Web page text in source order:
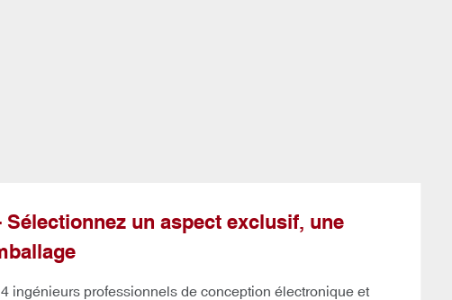
Sélectionnez un aspect exclusif, une
ingénieurs professionnels de conception électronique et